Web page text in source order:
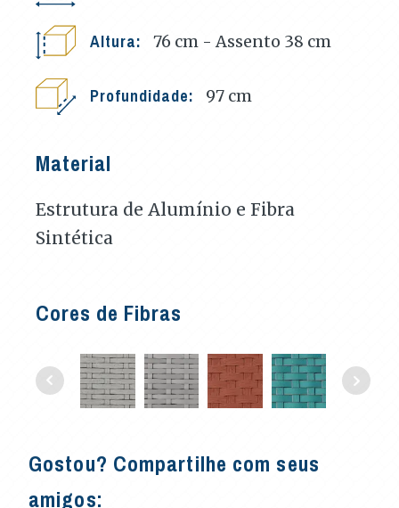
Altura: 76 cm - Assento 38 cm
Profundidade: 97 cm
Material
Estrutura de Alumínio e Fibra
Sintética
Cores de Fibras
Gostou? Compartilhe com seus
amigos: